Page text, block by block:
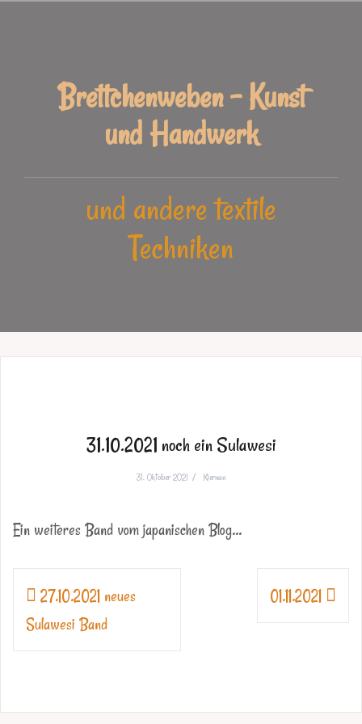
Brettchenweben - Kunst
und Handwerk
und andere textile
Techniken
31.10.2021 noch ein Sulawesi
31. Oktober 2021 Kiernan
Ein weiteres Band vom japanischen Blog…
Beitragsnavigation
27.10.2021 neues
Sulawesi Band
01.11.2021